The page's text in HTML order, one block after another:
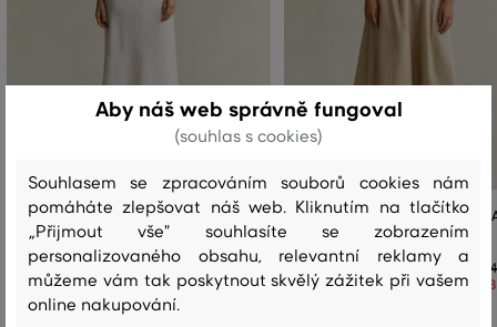
SUKNĚ GANT FLARED LINEN BLEND
SKIRT
4 399 Kč
3 079 Kč
Dostupné velikosti:
SUKNĚ GANT LIGHTWEIGHT
CHINO SKIRT
Aby náš web správně fungoval
(souhlas s cookies)
Souhlasem se zpracováním souborů cookies nám
pomáháte zlepšovat náš web. Kliknutím na tlačítko
„Přijmout vše" souhlasíte se zobrazením
personalizovaného obsahu, relevantní reklamy a
můžeme vám tak poskytnout skvělý zážitek při vašem
online nakupování.